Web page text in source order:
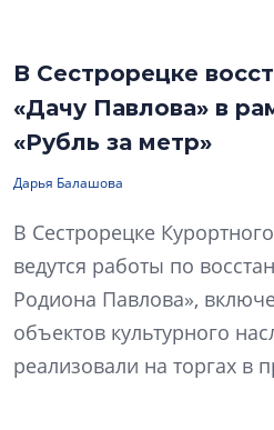
В Сестрорецке
«Дачу Павлова» в
«Рубль за метр»
Дарья Балашова
В Сестрорецке
ведутся работы по
Родиона Павлова»,
объектов культурного
реализовали на торгах в